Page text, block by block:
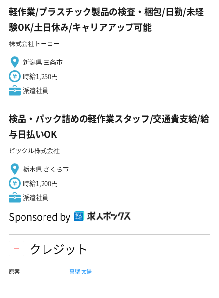
軽作業/プラスチック製品の検査・梱包/日勤/未経
験OK/土日休み/キャリアアップ可能
株式会社トーコー
新潟県 三条市
時給1,250円
派遣社員
検品・パック詰めの軽作業スタッフ/交通費支給/給
与日払いOK
ピックル株式会社
栃木県 さくら市
時給1,200円
派遣社員
Sponsored by
クレジット
原案 真壁 太陽